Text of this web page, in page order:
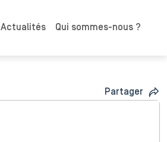
Actualités Qui sommes-nous ?
Partager